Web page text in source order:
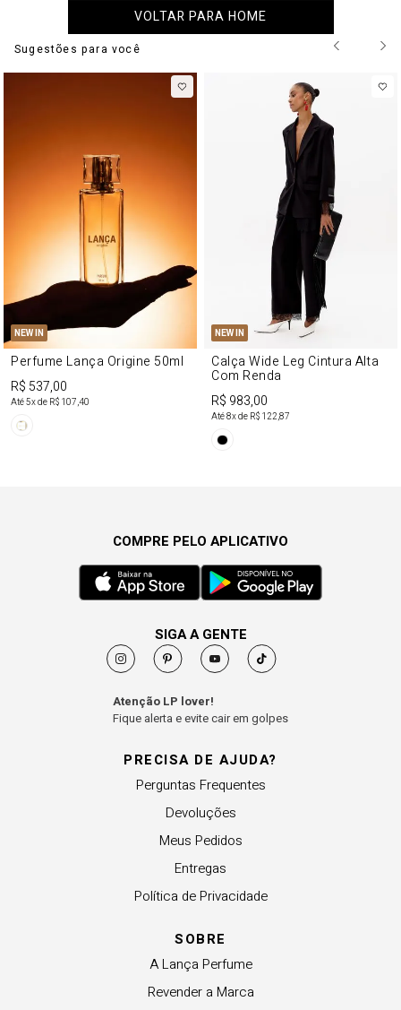
VOLTAR PARA HOME
Sugestões para você
NEW IN
Perfume Lança Origine 50ml
R$ 537,00
Até5x de R$ 107,40
NEW IN
Calça Wide Leg Cintura Alta
Com Renda
R$ 983,00
Até8x de R$ 122,87
PRECISA DE AJUDA?
Perguntas Frequentes
Devoluções
Meus Pedidos
Entregas
Política de Privacidade
SOBRE
A Lança Perfume
Revender a Marca
COMPRE PELO APLICATIVO
SIGA A GENTE
Atenção LP lover!
Fique alerta e evite cair em golpes